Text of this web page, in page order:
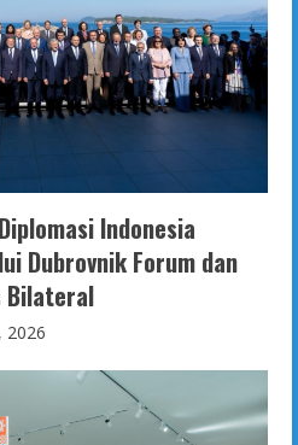
Indonesia
Dubrovnik Forum dan
Bilateral
2026